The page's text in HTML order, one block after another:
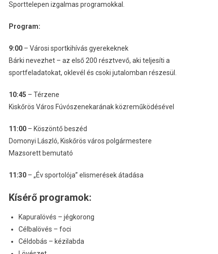
Sporttelepen izgalmas programokkal.
Program:
9:00– Városi sportkihívás gyerekeknek
Bárki nevezhet – az első 200 résztvevő, aki teljesíti a
sportfeladatokat, oklevél és csoki jutalomban részesül.
10:45 – Térzene
Kiskőrös Város Fúvószenekarának közreműködésével
11:00– Köszöntő beszéd
Domonyi László, Kiskőrös város polgármestere
Mazsorett bemutató
11:30– „Év sportolója” elismerések átadása
Kísérő programok:
Kapuralövés – jégkorong
Célbalövés – foci
Céldobás – kézilabda